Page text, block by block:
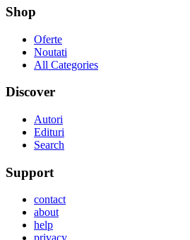
Shop
Oferte
Noutati
All Categories
Discover
Autori
Edituri
Search
Support
contact
about
help